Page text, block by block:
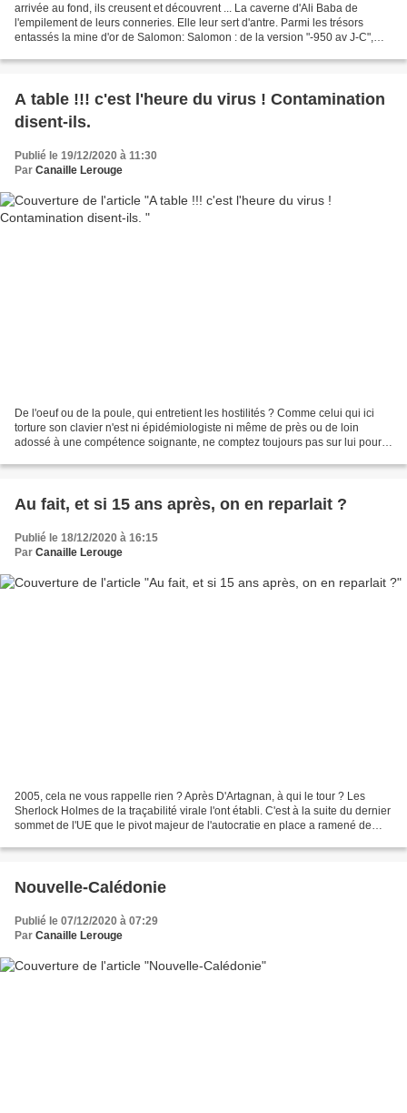
arrivée au fond, ils creusent et découvrent ... La caverne d'Ali Baba de
l'empilement de leurs conneries. Elle leur sert d'antre. Parmi les trésors
entassés la mine d'or de Salomon: Salomon : de la version "-950 av J-C",
A table !!! c'est l'heure du virus ! Contamination
disent-ils.
Publié le 19/12/2020 à 11:30
Par Canaille Lerouge
De l'oeuf ou de la poule, qui entretient les hostilités ? Comme celui qui ici
torture son clavier n'est ni épidémiologiste ni même de près ou de loin
adossé à une compétence soignante, ne comptez toujours pas sur lui pour
Au fait, et si 15 ans après, on en reparlait ?
Publié le 18/12/2020 à 16:15
Par Canaille Lerouge
2005, cela ne vous rappelle rien ? Après D'Artagnan, à qui le tour ? Les
Sherlock Holmes de la traçabilité virale l'ont établi. C'est à la suite du dernier
sommet de l'UE que le pivot majeur de l'autocratie en place a ramené de
Nouvelle-Calédonie
Publié le 07/12/2020 à 07:29
Par Canaille Lerouge